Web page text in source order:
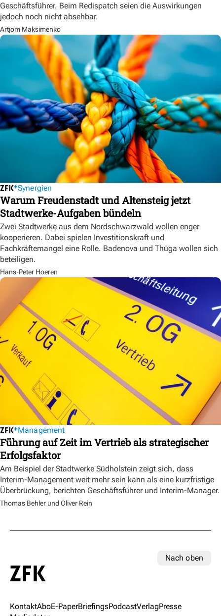
Geschäftsführer. Beim Redispatch seien die Auswirkungen
jedoch noch nicht absehbar.
Artjom Maksimenko
Synergien
Warum Freudenstadt und Altensteig jetzt
Stadtwerke-Aufgaben bündeln
Zwei Stadtwerke aus dem Nordschwarzwald wollen enger
kooperieren. Dabei spielen Investitionskraft und
Fachkräftemangel eine Rolle. Badenova und Thüga wollen sich
beteiligen.
Hans-Peter Hoeren
Management
Führung auf Zeit im Vertrieb als strategischer
Erfolgsfaktor
Am Beispiel der Stadtwerke Südholstein zeigt sich, dass
Interim-Management weit mehr sein kann als eine kurzfristige
Überbrückung, berichten Geschäftsführer und Interim-Manager.
Thomas Behler und Oliver Rein
Nach oben
KontaktAboE-PaperBriefingsPodcastVerlagPresse